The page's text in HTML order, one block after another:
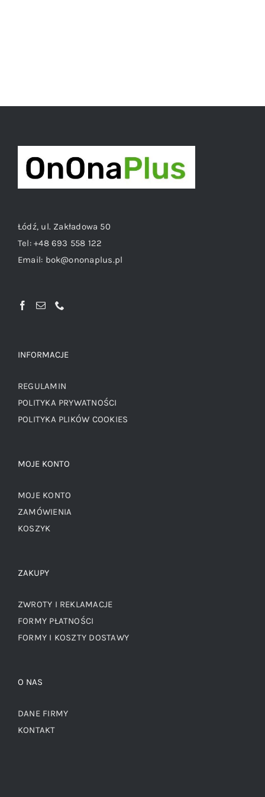
Łódź, ul. Zakładowa 50
Tel:+48 693 558 122
Email: bok@ononaplus.pl
INFORMACJE
REGULAMIN
POLITYKA PRYWATNOŚCI
POLITYKA PLIKÓW COOKIES
MOJE KONTO
MOJE KONTO
ZAMÓWIENIA
KOSZYK
ZAKUPY
ZWROTY I REKLAMACJE
FORMY PŁATNOŚCI
FORMY I KOSZTY DOSTAWY
O NAS
DANE FIRMY
KONTAKT